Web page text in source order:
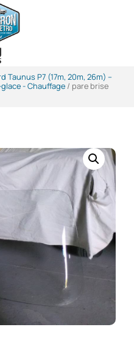
Taunus P7 (17m, 20m, 26m) --
- Chauffage / pare brise